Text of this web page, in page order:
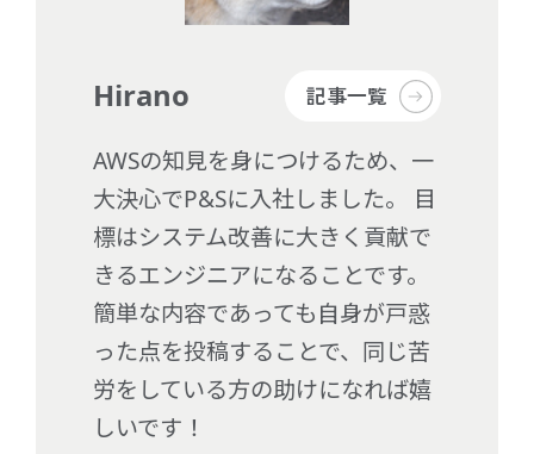
Hirano 記事一覧
AWSの知見を身につけるため、一
大決心でP&Sに入社しました。 目
標はシステム改善に大きく貢献で
きるエンジニアになることです。
簡単な内容であっても自身が戸惑
った点を投稿することで、同じ苦
労をしている方の助けになれば嬉
しいです！